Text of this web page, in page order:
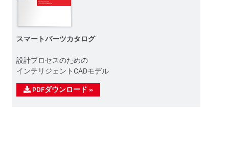
スマートパーツカタログ
設計プロセスのための
インテリジェントCADモデル
PDFダウンロード »